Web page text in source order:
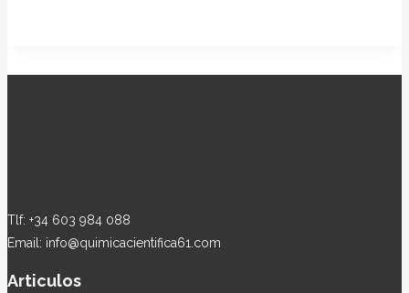
Tlf: +34 603 984 088
Email: info@quimicacientifica61.com
Articulos